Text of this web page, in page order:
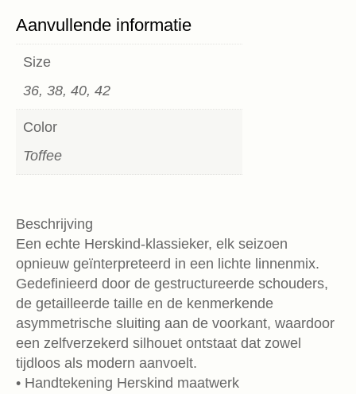
Aanvullende informatie
Size
36, 38, 40, 42
Color
Toffee
Beschrijving
Een echte Herskind-klassieker, elk seizoen
opnieuw geïnterpreteerd in een lichte linnenmix.
Gedefinieerd door de gestructureerde schouders,
de getailleerde taille en de kenmerkende
asymmetrische sluiting aan de voorkant, waardoor
een zelfverzekerd silhouet ontstaat dat zowel
tijdloos als modern aanvoelt.
• Handtekening Herskind maatwerk